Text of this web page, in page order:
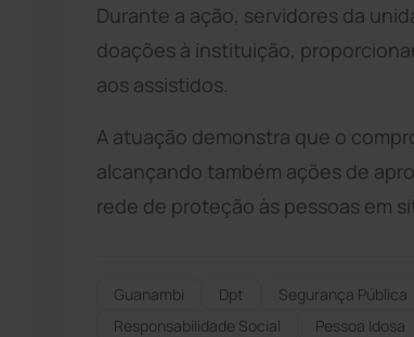
Durante a ação, servidores da
doações à instituição,
aos assistidos.
A atuação demonstra que o
alcançando também ações de
rede de proteção às pessoas em
Guanambi Dpt Segurança Pública
Responsabilidade Social
Pessoa Idosa